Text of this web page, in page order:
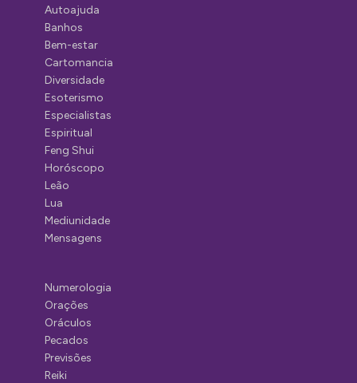
Autoajuda
Banhos
Bem-estar
Cartomancia
Diversidade
Esoterismo
Especialistas
Espiritual
Feng Shui
Horóscopo
Leão
Lua
Mediunidade
Mensagens
Numerologia
Orações
Oráculos
Pecados
Previsões
Reiki